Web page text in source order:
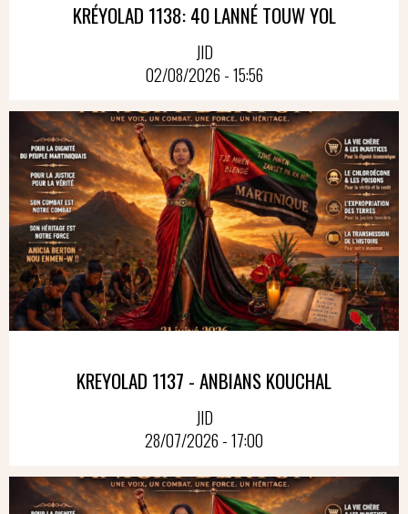
KRÉYOLAD 1138: 40 LANNÉ TOUW YOL
JID
02/08/2026 - 15:56
KREYOLAD 1137 - ANBIANS KOUCHAL
JID
28/07/2026 - 17:00